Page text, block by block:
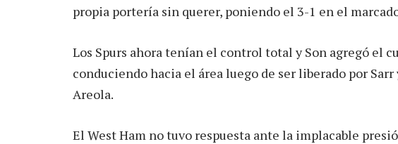
propia portería sin querer, poniendo el 3-1 en el
Los Spurs ahora tenían el control total y Son agregó el
conduciendo hacia el área luego de ser liberado por
Areola.
El West Ham no tuvo respuesta ante la implacable